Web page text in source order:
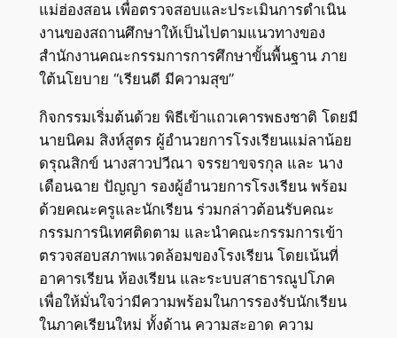
แม่ฮ่องสอน เพื่อตรวจสอบและประเมินการดำเนิน
งานของสถานศึกษาให้เป็นไปตามแนวทางของ
สำนักงานคณะกรรมการการศึกษาขั้นพื้นฐาน ภาย
ใต้นโยบาย “เรียนดี มีความสุข”
กิจกรรมเริ่มต้นด้วย พิธีเข้าแถวเคารพธงชาติ โดยมี
นายนิคม สิงห์สูตร ผู้อำนวยการโรงเรียนแม่ลาน้อย
ดรุณสิกข์ นางสาวปวีณา จรรยาขจรกุล และ นาง
เดือนฉาย ปัญญา รองผู้อำนวยการโรงเรียน พร้อม
ด้วยคณะครูและนักเรียน ร่วมกล่าวต้อนรับคณะ
กรรมการนิเทศติดตาม และนำคณะกรรมการเข้า
ตรวจสอบสภาพแวดล้อมของโรงเรียน โดยเน้นที่
อาคารเรียน ห้องเรียน และระบบสาธารณูปโภค
เพื่อให้มั่นใจว่ามีความพร้อมในการรองรับนักเรียน
ในภาคเรียนใหม่ ทั้งด้าน ความสะอาด ความ